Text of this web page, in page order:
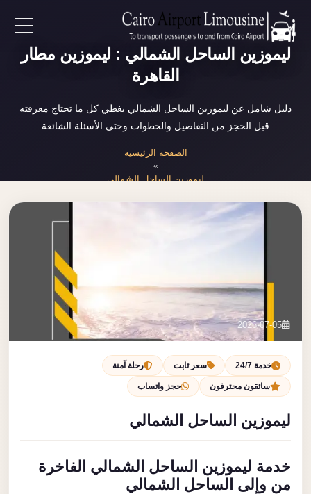
AR
خدمات المطار
نحن
بنا
احجز الآن
ليموزين الساحل الشمالي : ليموزين مطار
القاهرة
دليل شامل عن ليموزين الساحل الشمالي يغطي كل ما تحتاج معرفته
قبل الحجز من التفاصيل والخطوات وحتى الأسئلة الشائعة
الصفحة الرئيسية
ليموزين الساحل الشمالي
2026-07-05
خدمة 24/7 سعر ثابت رحلة آمنة
سائقون محترفون حجز واتساب
ليموزين الساحل الشمالي
خدمة ليموزين الساحل الشمالي الفاخرة
من وإلى الساحل الشمالي